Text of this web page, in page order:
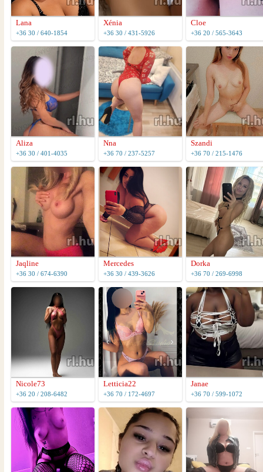
Lana
+36 30 / 640-1854
Xénia
+36 30 / 431-5926
Cloe
+36 20 / 565-3643
Aliza
+36 30 / 401-4035
Nna
+36 70 / 237-5257
Szandi
+36 70 / 215-1476
Jaqline
+36 30 / 674-6390
Mercedes
+36 30 / 439-3626
Dorka
+36 70 / 269-6998
Nicole73
+36 20 / 208-6482
Letticia22
+36 70 / 172-4697
Janae
+36 70 / 599-1072